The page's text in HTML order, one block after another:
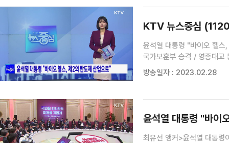
KTV 뉴스중심
윤석열 대통령 "바이오 헬스
국가보훈부 승격 / 영종대교
강제징용 피해자 유족과 면
담합이 있었다 [S&News]
방송일자 : 2023.02.28
윤석열 대통령 "바이
최유선 앵커>윤석열 대통령